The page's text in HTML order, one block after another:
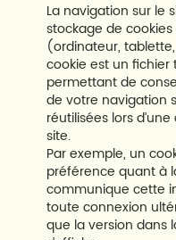
La navigation sur le
stockage de
(ordinateur,
cookie est un
permettant de
de votre navigation
réutilisées lors
site.
Par exemple, un
préférence quant à
communique cette
toute connexion
que la version dans